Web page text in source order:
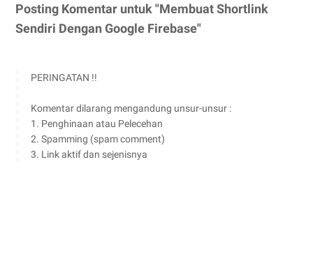
Posting Komentar untuk "Membuat Shortlink
Sendiri Dengan Google Firebase"
PERINGATAN !!
Komentar dilarang mengandung unsur-unsur :
1. Penghinaan atau Pelecehan
2. Spamming (spam comment)
3. Link aktif dan sejenisnya